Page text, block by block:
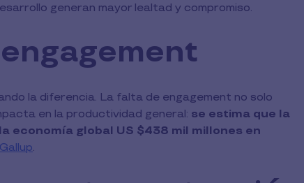
generan mayor lealtad y compromiso.
la diferencia. La falta de engagement no solo
en la productividad general: se estima que la
economía global US $438 mil millones en
.